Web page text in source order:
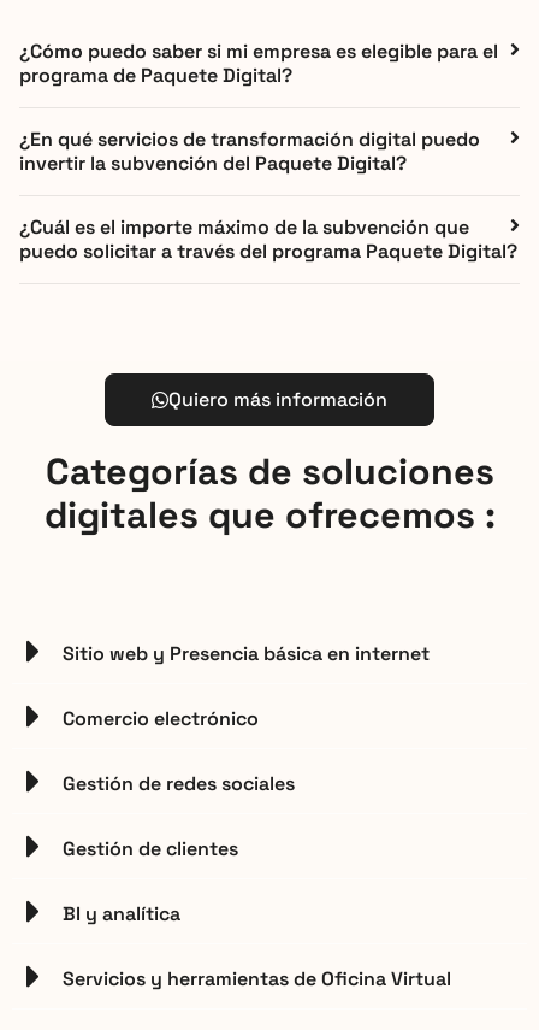
¿Cómo puedo saber si mi empresa es elegible para el
programa de Paquete Digital?
¿En qué servicios de transformación digital puedo
invertir la subvención del Paquete Digital?
¿Cuál es el importe máximo de la subvención que
puedo solicitar a través del programa Paquete Digital?
Quiero más información
Categorías de soluciones
digitales que ofrecemos :
Sitio web y Presencia básica en internet
Comercio electrónico
Gestión de redes sociales
Gestión de clientes
BI y analítica
Servicios y herramientas de Oficina Virtual